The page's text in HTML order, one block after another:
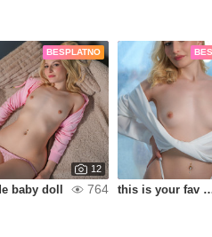
BESPLATNO
12
baby doll 764 this is